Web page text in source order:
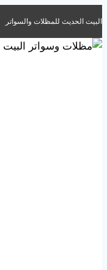
إلى
المحتوى
البيت الحديث للمظلات والسواتر